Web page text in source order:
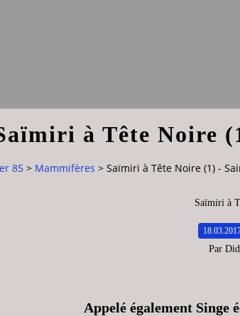
à Tête Noire
85 > Mammifères > Saïmiri à Tête Noire (1) -
Saïmiri à
Par
Appelé également